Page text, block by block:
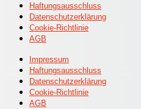
Haftungsausschluss
Datenschutzerklärung
Cookie-Richtlinie
AGB
Impressum
Haftungsausschluss
Datenschutzerklärung
Cookie-Richtlinie
AGB